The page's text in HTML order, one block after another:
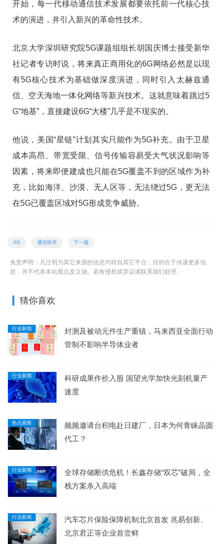
开始，每一代移动通信技术发展都要依托前一代核心技
术的演进，并引入新兴的革命性技术。
北京大学深圳研究院5G课题组组长胡国庆博士接受新华
社记者专访时说，将来真正商用化的6G网络必然是以现
有5G核心技术为基础做深度演进，同时引入太赫兹通
信、空天海地一体化网络等新兴技术。这就意味着跳过5
G“地基”，直接建设6G“大楼”几乎是不现实的。
他说，美国“星链”计划其实只能作为5G补充。由于卫星
成本高昂、带宽受限、信号传输容易受大气状况影响等
因素，将来即便建成也只能在5G覆盖不到的区域作为补
充，比如海洋、沙漠、无人区等，无法绕过5G，更无法
在5G已覆盖区域对5G形成竞争威胁。
6G 通信技术 下一篇
免责声明：凡注明为其它来源的信息均转自其它平台，目的在于传递更多信
息，并不代表本站观点及立场。若有侵权或异议请联系我们处理。
猜你喜欢
行业新闻
封测及被动元件生产重镇，马来西亚全面行动
管制不影响半导体业者
行业新闻
科研成果作价入股 国望光学加快光刻机量产
速度
热点观察
频频邀请台积电赴日建厂，日本为何青睐晶圆
代工？
行业新闻
全球存储断供危机！长鑫存储“双芯”破局，全
栈方案杀入高端
行业新闻
汽车芯片保险保障机制北京首发 兆易创新、
北京君正等企业首尝鲜